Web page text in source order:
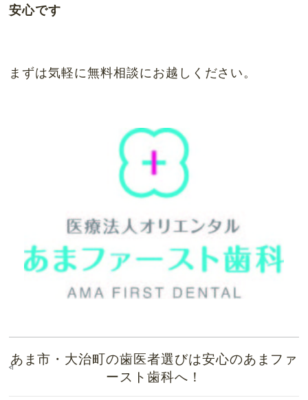
安心です
まずは気軽に無料相談にお越しください。
あま市・大治町の歯医者選びは安心のあまファ
ースト歯科へ！